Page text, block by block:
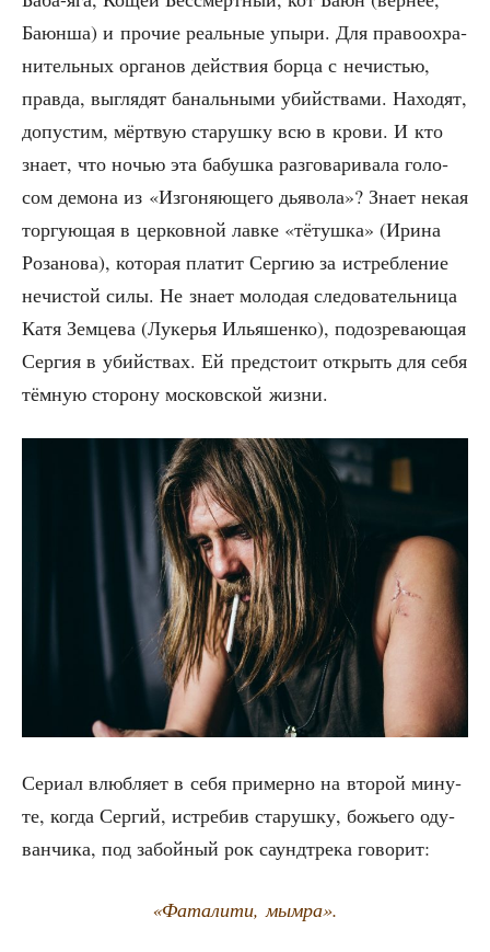
Баюн­ша) и про­чие реаль­ные упы­ри. Для пра­во­охра­
ни­тель­ных орга­нов дей­ствия бор­ца с нечи­стью,
прав­да, выгля­дят баналь­ны­ми убий­ства­ми. Нахо­дят,
допу­стим, мёрт­вую ста­руш­ку всю в кро­ви. И кто
зна­ет, что ночью эта бабуш­ка раз­го­ва­ри­ва­ла голо­
сом демо­на из «Изго­ня­ю­ще­го дья­во­ла»? Зна­ет некая
тор­гу­ю­щая в цер­ков­ной лав­ке «тётуш­ка» (Ири­на
Роза­но­ва), кото­рая пла­тит Сер­гию за истреб­ле­ние
нечи­стой силы. Не зна­ет моло­дая сле­до­ва­тель­ни­ца
Катя Зем­це­ва (Луке­рья Илья­шен­ко), подо­зре­ва­ю­щая
Сер­гия в убий­ствах. Ей пред­сто­ит открыть для себя
тём­ную сто­ро­ну мос­ков­ской жизни.
Сери­ал влюб­ля­ет в себя при­мер­но на вто­рой мину­
те, когда Сер­гий, истре­бив ста­руш­ку, божье­го оду­
ван­чи­ка, под забой­ный рок саунд­тре­ка говорит:
«Фата­ли­ти, мымра».